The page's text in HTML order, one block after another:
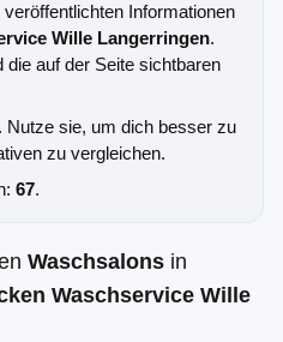
Informationen
Wille Langerringen.
die auf der Seite sichtbaren
. Nutze sie, um dich besser zu
zu vergleichen.
67.
Waschsalons in
Waschservice Wille